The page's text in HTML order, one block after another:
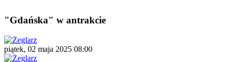
"Gdańska" w antrakcie
piątek, 02 maja 2025 08:00